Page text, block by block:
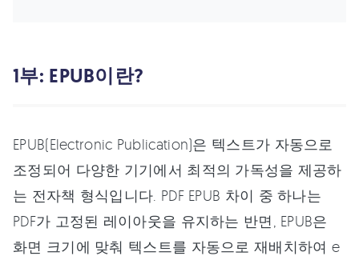
1부: EPUB이란?
EPUB(Electronic Publication)은 텍스트가 자동으로
조정되어 다양한 기기에서 최적의 가독성을 제공하
는 전자책 형식입니다. PDF EPUB 차이 중 하나는
PDF가 고정된 레이아웃을 유지하는 반면, EPUB은
화면 크기에 맞춰 텍스트를 자동으로 재배치하여 e